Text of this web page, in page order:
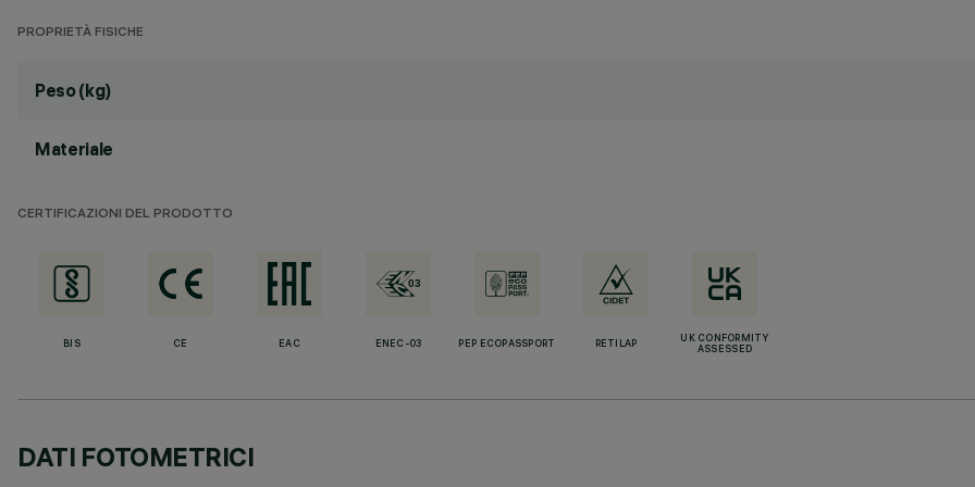
PROPRIETÀ FISICHE
Peso (kg)
Materiale
CERTIFICAZIONI DEL PRODOTTO
BIS CE EAC ENEC-03 PEP ECOPASSPORT RETILAP
UK CONFORMITY
ASSESSED
DATI FOTOMETRICI